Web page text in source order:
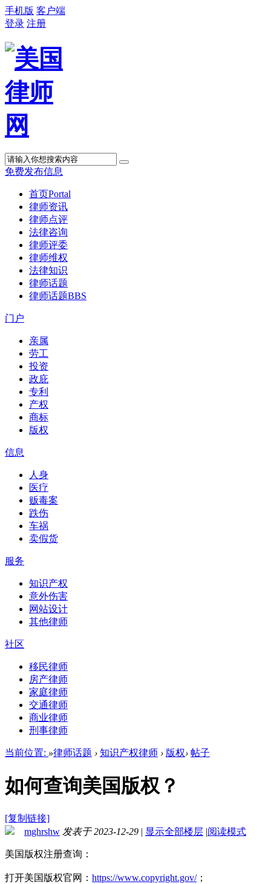
手机版 客户端
登录 注册
免费发布信息
首页Portal
律师资讯
律师点评
法律咨询
律师评委
律师维权
法律知识
律师话题
律师话题BBS
门户
亲属
劳工
投资
政庇
专利
产权
商标
版权
信息
人身
医疗
贩毒案
跌伤
车祸
卖假货
服务
知识产权
意外伤害
网站设计
其他律师
社区
移民律师
房产律师
家庭律师
交通律师
商业律师
刑事律师
当前位置: »律师话题 › 知识产权律师 › 版权› 帖子
如何查询美国版权？
[复制链接]
mghrshw 发表于 2023-12-29 | 显示全部楼层 |阅读模式
美国版权注册查询：
打开美国版权官网： https://www.copyright.gov/；